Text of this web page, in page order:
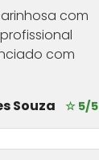
com
com
Souza
☆ 5/5